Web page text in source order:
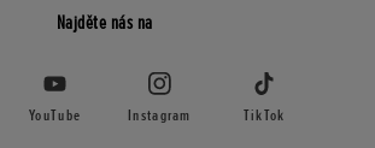
Najděte nás na
YouTube Instagram TikTok